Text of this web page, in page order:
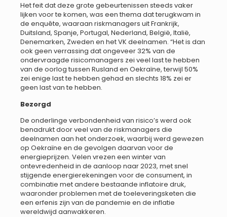
Het feit dat deze grote gebeurtenissen steeds vaker
lijken voor te komen, was een thema dat terugkwam in
de enquête, waaraan riskmanagers uit Frankrijk,
Duitsland, Spanje, Portugal, Nederland, België, Italië,
Denemarken, Zweden en het VK deelnamen. “Het is dan
ook geen verrassing dat ongeveer 32% van de
ondervraagde risicomanagers zei veel last te hebben
van de oorlog tussen Rusland en Oekraïne, terwijl 50%
zei enige last te hebben gehad en slechts 18% zei er
geen last van te hebben.
Bezorgd
De onderlinge verbondenheid van risico’s werd ook
benadrukt door veel van de riskmanagers die
deelnamen aan het onderzoek, waarbij werd gewezen
op Oekraïne en de gevolgen daarvan voor de
energieprijzen. Velen vrezen een winter van
ontevredenheid in de aanloop naar 2023, met snel
stijgende energierekeningen voor de consument, in
combinatie met andere bestaande inflatoire druk,
waaronder problemen met de toeleveringsketen die
een erfenis zijn van de pandemie en de inflatie
wereldwijd aanwakkeren.